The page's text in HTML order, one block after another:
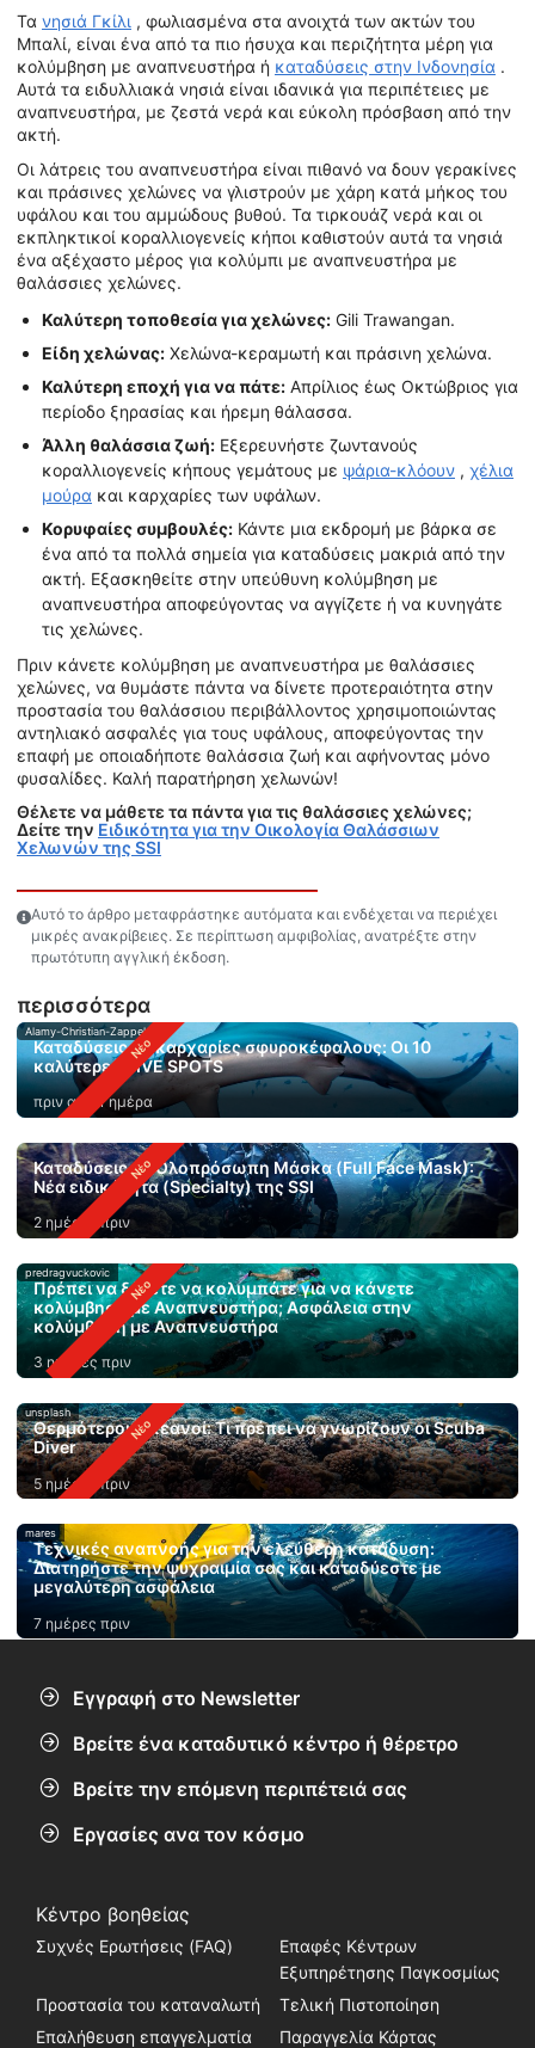
Τα νησιά Γκίλι , φωλιασμένα στα ανοιχτά των ακτών του
Μπαλί, είναι ένα από τα πιο ήσυχα και περιζήτητα μέρη για
κολύμβηση με αναπνευστήρα ή καταδύσεις στην Ινδονησία .
Αυτά τα ειδυλλιακά νησιά είναι ιδανικά για περιπέτειες με
αναπνευστήρα, με ζεστά νερά και εύκολη πρόσβαση από την
ακτή.
Οι λάτρεις του αναπνευστήρα είναι πιθανό να δουν γερακίνες
και πράσινες χελώνες να γλιστρούν με χάρη κατά μήκος του
υφάλου και του αμμώδους βυθού. Τα τιρκουάζ νερά και οι
εκπληκτικοί κοραλλιογενείς κήποι καθιστούν αυτά τα νησιά
ένα αξέχαστο μέρος για κολύμπι με αναπνευστήρα με
θαλάσσιες χελώνες.
Καλύτερη τοποθεσία για χελώνες: Gili Trawangan.
Είδη χελώνας: Χελώνα-κεραμωτή και πράσινη χελώνα.
Καλύτερη εποχή για να πάτε: Απρίλιος έως Οκτώβριος για
περίοδο ξηρασίας και ήρεμη θάλασσα.
Άλλη θαλάσσια ζωή: Εξερευνήστε ζωντανούς
κοραλλιογενείς κήπους γεμάτους με ψάρια-κλόουν , χέλια
μούρα και καρχαρίες των υφάλων.
Κορυφαίες συμβουλές: Κάντε μια εκδρομή με βάρκα σε
ένα από τα πολλά σημεία για καταδύσεις μακριά από την
ακτή. Εξασκηθείτε στην υπεύθυνη κολύμβηση με
αναπνευστήρα αποφεύγοντας να αγγίζετε ή να κυνηγάτε
τις χελώνες.
Πριν κάνετε κολύμβηση με αναπνευστήρα με θαλάσσιες
χελώνες, να θυμάστε πάντα να δίνετε προτεραιότητα στην
προστασία του θαλάσσιου περιβάλλοντος χρησιμοποιώντας
αντηλιακό ασφαλές για τους υφάλους, αποφεύγοντας την
επαφή με οποιαδήποτε θαλάσσια ζωή και αφήνοντας μόνο
φυσαλίδες. Καλή παρατήρηση χελωνών!
Θέλετε να μάθετε τα πάντα για τις θαλάσσιες χελώνες;
Δείτε την Ειδικότητα για την Οικολογία Θαλάσσιων
Χελωνών της SSI
Αυτό το άρθρο μεταφράστηκε αυτόματα και ενδέχεται να περιέχει
μικρές ανακρίβειες. Σε περίπτωση αμφιβολίας, ανατρέξτε στην
πρωτότυπη αγγλική έκδοση.
περισσότερα
Alamy-Christian-Zappel
Καταδύσεις με καρχαρίες σφυροκέφαλους: Οι 10
καλύτερες DIVE SPOTS
πριν από 1 ημέρα
Καταδύσεις με Ολοπρόσωπη Μάσκα (Full Face Mask):
Νέα ειδικότητα (Specialty) της SSI
2 ημέρες πριν
predragvuckovic
Πρέπει να ξέρετε να κολυμπάτε για να κάνετε
κολύμβηση με Αναπνευστήρα; Ασφάλεια στην
κολύμβηση με Αναπνευστήρα
3 ημέρες πριν
unsplash
Θερμότεροι ωκεανοί: Τι πρέπει να γνωρίζουν οι Scuba
Diver
5 ημέρες πριν
mares
Τεχνικές αναπνοής για την ελεύθερη κατάδυση:
Διατηρήστε την ψυχραιμία σας και καταδύεστε με
μεγαλύτερη ασφάλεια
7 ημέρες πριν
Εγγραφή στο Newsletter
Βρείτε ένα καταδυτικό κέντρο ή θέρετρο
Βρείτε την επόμενη περιπέτειά σας
Εργασίες ανα τον κόσμο
Κέντρο βοηθείας
Συχνές Ερωτήσεις (FAQ)
Επαφές Κέντρων
Εξυπηρέτησης Παγκοσμίως
Προστασία του καταναλωτή
Τελική Πιστοποίηση
Επαλήθευση επαγγελματία
Παραγγελία Κάρτας